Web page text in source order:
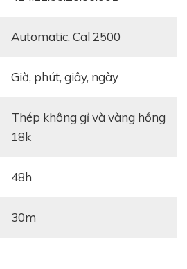
automatic, Cal 2500
giờ, phút, giây, ngày
thép không gỉ và vàng hồng
18k
48h
30m